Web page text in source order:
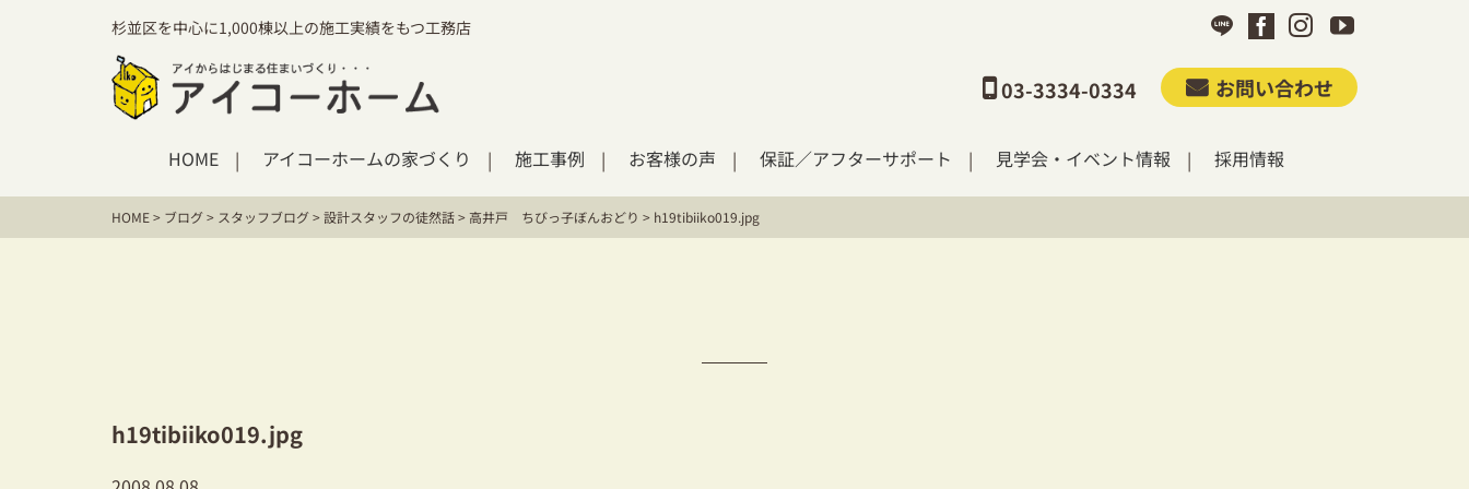
杉並区を中心に1,000棟以上の施工実績をもつ工務店
03-3334-0334 お問い合わせ
HOME アイコーホームの家づくり 施工事例 お客様の声 保証／アフターサポート 見学会・イベント情報 採用情報
HOME> ブログ> スタッフブログ>設計スタッフの徒然話>高井戸 ちびっ子ぼんおどり > h19tibiiko019.jpg
h19tibiiko019.jpg